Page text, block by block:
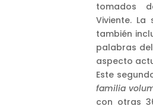
tomados
Viviente.
también
palabras
aspecto
Este
familia
con otras